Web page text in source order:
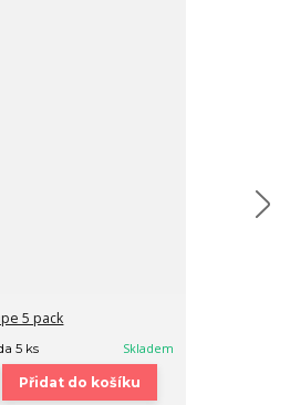
5 pack
5 ks Skladem
Přidat do košíku